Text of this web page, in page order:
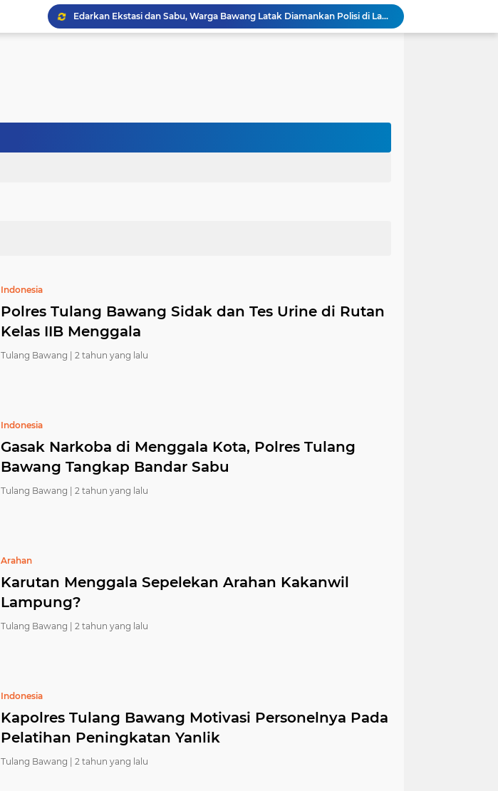
Edarkan Ekstasi dan Sabu, Warga Bawang Latak Diamankan Polisi di Lambu Kibang
OJK Bersama Pemkab Pesisir Barat Wujudkan Inklusi Keuangan Nyata: 150 Guru dan Tenaga Pendidik Terima Polis Asuransi Jiwa
Dugaan Ancaman terhadap Keluarga Pengurus PWI Lampung Dikawal Legislator dan Jurnalis
Indonesia
Polres Tulang Bawang Sidak dan Tes Urine di Rutan
Kelas IIB Menggala
Tulang Bawang | 2 tahun yang lalu
Indonesia
Gasak Narkoba di Menggala Kota, Polres Tulang
Bawang Tangkap Bandar Sabu
Tulang Bawang | 2 tahun yang lalu
Arahan
Karutan Menggala Sepelekan Arahan Kakanwil
Lampung?
Tulang Bawang | 2 tahun yang lalu
Indonesia
Kapolres Tulang Bawang Motivasi Personelnya Pada
Pelatihan Peningkatan Yanlik
Tulang Bawang | 2 tahun yang lalu